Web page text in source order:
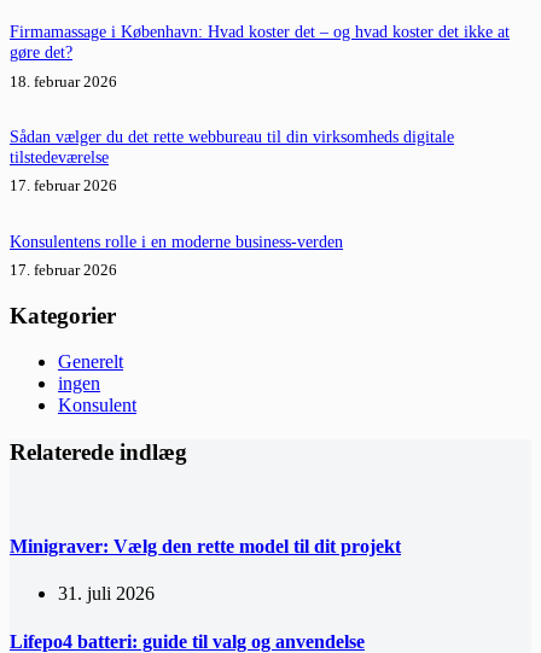
Firmamassage i København: Hvad koster det – og hvad koster det ikke at
gøre det?
18. februar 2026
Sådan vælger du det rette webbureau til din virksomheds digitale
tilstedeværelse
17. februar 2026
Konsulentens rolle i en moderne business-verden
17. februar 2026
Kategorier
Generelt
ingen
Konsulent
Relaterede indlæg
Minigraver: Vælg den rette model til dit projekt
31. juli 2026
Lifepo4 batteri: guide til valg og anvendelse